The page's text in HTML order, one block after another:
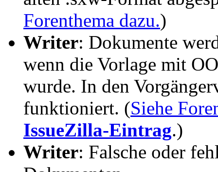
Forenthema dazu.)
Writer: Dokumente
wenn die Vorlage mit
wurde. In den
funktioniert. (Siehe
IssueZilla-Eintrag.)
Writer: Falsche oder